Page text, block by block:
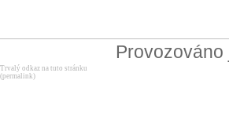
Trvalý odkaz na tuto stránku
(permalink)